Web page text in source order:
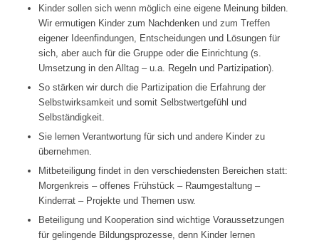
Kinder sollen sich wenn möglich eine eigene Meinung bilden.
Wir ermutigen Kinder zum Nachdenken und zum Treffen
eigener Ideenfindungen, Entscheidungen und Lösungen für
sich, aber auch für die Gruppe oder die Einrichtung (s.
Umsetzung in den Alltag – u.a. Regeln und Partizipation).
So stärken wir durch die Partizipation die Erfahrung der
Selbstwirksamkeit und somit Selbstwertgefühl und
Selbständigkeit.
Sie lernen Verantwortung für sich und andere Kinder zu
übernehmen.
Mitbeteiligung findet in den verschiedensten Bereichen statt:
Morgenkreis – offenes Frühstück – Raumgestaltung –
Kinderrat – Projekte und Themen usw.
Beteiligung und Kooperation sind wichtige Voraussetzungen
für gelingende Bildungsprozesse, denn Kinder lernen